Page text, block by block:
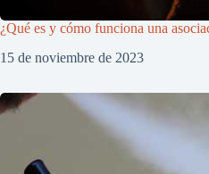
¿Qué es y cómo funciona una
15 de noviembre de 2023